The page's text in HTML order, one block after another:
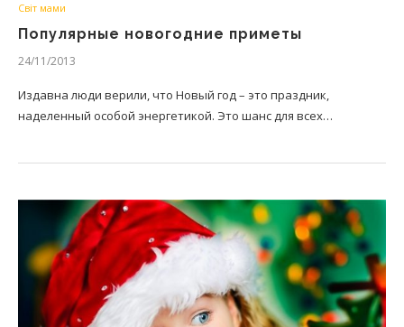
Світ мами
Популярные новогодние приметы
24/11/2013
Издавна люди верили, что Новый год – это праздник,
наделенный особой энергетикой. Это шанс для всех…